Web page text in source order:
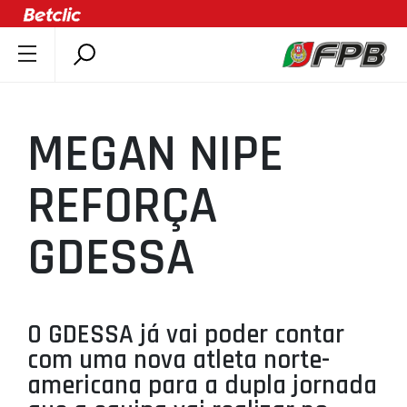
ÚLTIMAS
COMPETIÇÕES
ASSOCIAÇÕES
CLUBES
AGENTES
SELEÇÕES
MINIBASQUETE
MEGAN NIPE
REFORÇA
GDESSA
O GDESSA já vai poder contar
com uma nova atleta norte-
americana para a dupla jornada